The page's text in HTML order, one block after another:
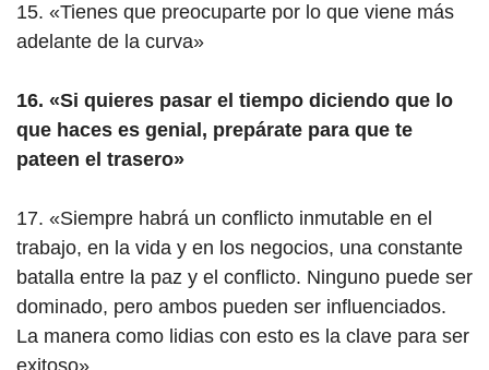
15. «Tienes que preocuparte por lo que viene más
adelante de la curva»
16. «Si quieres pasar el tiempo diciendo que lo
que haces es genial, prepárate para que te
pateen el trasero»
17. «Siempre habrá un conflicto inmutable en el
trabajo, en la vida y en los negocios, una constante
batalla entre la paz y el conflicto. Ninguno puede ser
dominado, pero ambos pueden ser influenciados.
La manera como lidias con esto es la clave para ser
exitoso»